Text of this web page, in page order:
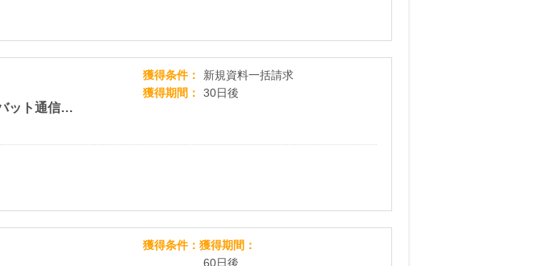
【中高生の保護者・学生本人が対象「ズバット通信制高校比較」】新規資料一括請求プログラム
獲得条件
新規資料一括請求
獲得期間
30日後
獲得条件
獲得期間
60日後